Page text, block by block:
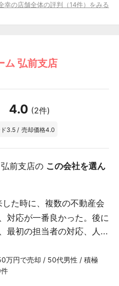
幸の店舗全体の評判（14件）をみる
ム 弘前支店
4.0 (2件)
3.5 / 売却価格4.0
前支店の この会社を選ん
た時に、複数の不動産会
対応が一番良かった。後に
最初の担当者の対応、人...
万円で売却 / 50代男性 / 積極